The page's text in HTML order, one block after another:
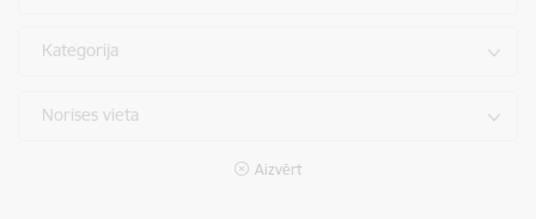
Kategorija
Norises vieta
Aizvērt